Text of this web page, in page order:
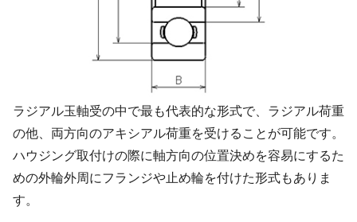
ラジアル玉軸受の中で最も代表的な形式で、ラジアル荷重
の他、両方向のアキシアル荷重を受けることが可能です。
ハウジング取付けの際に軸方向の位置決めを容易にするた
めの外輪外周にフランジや止め輪を付けた形式もありま
す。